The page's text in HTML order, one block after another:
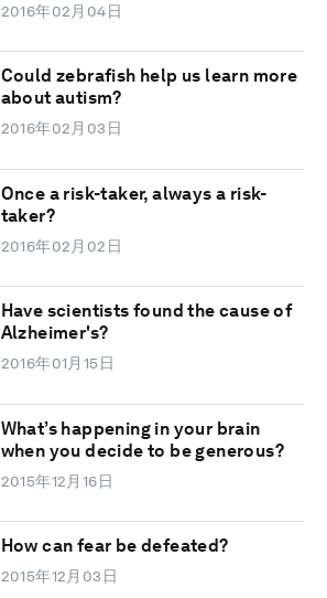
2016年02月04日
Could zebrafish help us learn more
about autism?
2016年02月03日
Once a risk-taker, always a risk-
taker?
2016年02月02日
Have scientists found the cause of
Alzheimer's?
2016年01月15日
What’s happening in your brain
when you decide to be generous?
2015年12月16日
How can fear be defeated?
2015年12月03日